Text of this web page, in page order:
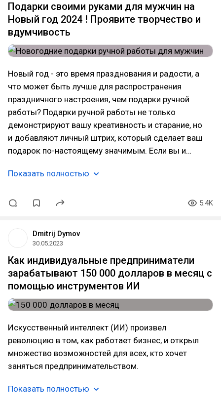
Подарки своими руками для мужчин на
Новый год 2024 ! Проявите творчество и
вдумчивость
Новый год - это время празднования и радости, а
что может быть лучше для распространения
праздничного настроения, чем подарки ручной
работы? Подарки ручной работы не только
демонстрируют вашу креативность и старание, но
и добавляют личный штрих, который сделает ваш
подарок по-настоящему значимым. Если вы и…
Показать полностью
5.4K
Dmitrij Dymov
30.05.2023
Как индивидуальные предприниматели
зарабатывают 150 000 долларов в месяц с
помощью инструментов ИИ
Искусственный интеллект (ИИ) произвел
революцию в том, как работает бизнес, и открыл
множество возможностей для всех, кто хочет
заняться предпринимательством.
Показать полностью